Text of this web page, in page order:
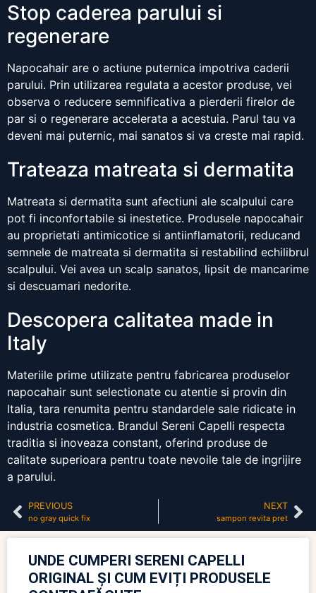
Stop caderea parului si
regenerare
Napocahair are o actiune puternica impotriva caderii
parului. Prin utilizarea regulata a acestor produse, vei
observa o reducere semnificativa a pierderii firelor de
par si o regenerare accelerata a acestuia. Parul tau va
deveni mai puternic, mai sanatos si va creste mai rapid.
Trateaza matreata si dermatita
Matreata si dermatita sunt afectiuni ale scalpului care
pot fi inconfortabile si inestetice. Produsele napocahair
au proprietati antimicotice si antiinflamatorii, reducand
semnele de matreata si dermatita si restabilind echilibrul
scalpului. Vei avea un scalp sanatos, lipsit de mancarime
si descuamari nedorite.
Descopera calitatea made in
Italy
Materiile prime utilizate pentru fabricarea produselor
napocahair sunt selectionate cu atentie si provin din
Italia, tara renumita pentru standardele sale ridicate in
industria cosmetica. Brandul Sereni Capelli respecta
traditia si inoveaza constant, oferind produse de
calitate superioara pentru toate nevoile tale de ingrijire
a parului.
PREVIOUS
no gray quick fix
NEXT
sampon revita pret
UNDE CUMPERI SERENI CAPELLI
ORIGINAL ȘI CUM EVIȚI PRODUSELE